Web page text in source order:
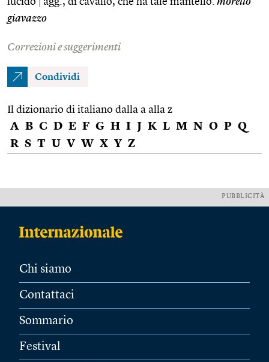
giavazzo
Correzioni e suggerimenti
Condividi
Il dizionario di italiano dalla a alla z
A B C D E F G H I J K L M N O P Q
R S T U V W X Y Z
PUBBLICITÀ
Chi siamo
Contattaci
Sommario
Festival